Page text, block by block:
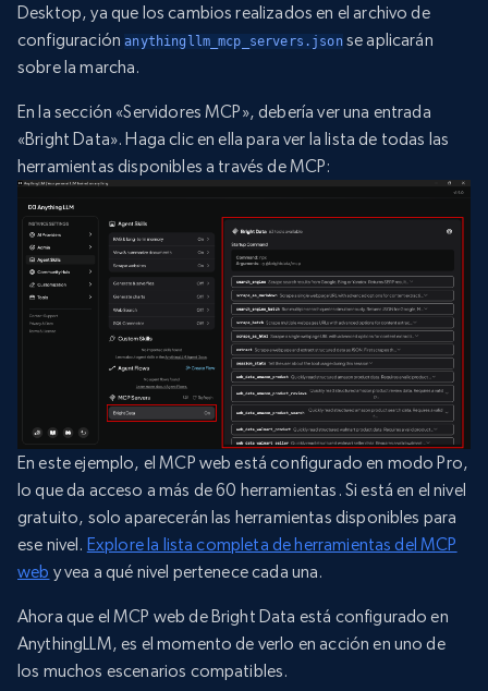
Desktop, ya que los cambios realizados en el archivo de
configuraciónanythingllm_mcp_servers.jsonse aplicarán
sobre la marcha.
En la sección «Servidores MCP», debería ver una entrada
«Bright Data». Haga clic en ella para ver la lista de todas las
herramientas disponibles a través de MCP:
En este ejemplo, el MCP web está configurado en modo Pro,
lo que da acceso a más de 60 herramientas. Si está en el nivel
gratuito, solo aparecerán las herramientas disponibles para
ese nivel. Explore la lista completa de herramientas del MCP
web y vea a qué nivel pertenece cada una.
Ahora que el MCP web de Bright Data está configurado en
AnythingLLM, es el momento de verlo en acción en uno de
los muchos escenarios compatibles.